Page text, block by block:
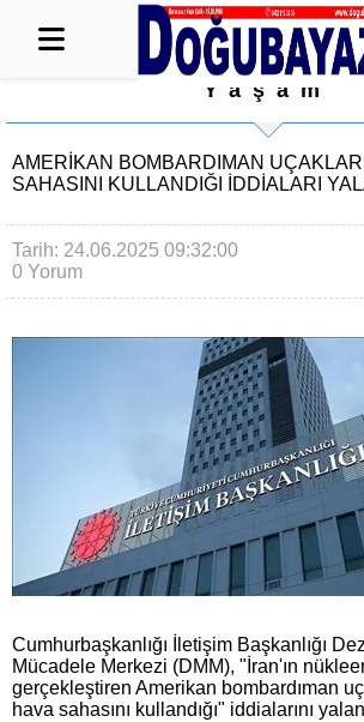
Yaşam
AMERIKAN BOMBARDIMAN
SAHASINI KULLANDIĞI IDDIALARI
Tarih: 24.06.2025 09:32:00
0 Yorum
Cumhurbaşkanlığı İletişim Başkanlığı
Mücadele Merkezi (DMM), "İran'ın
gerçekleştiren Amerikan bombardıman
hava sahasını kullandığı" iddialarını